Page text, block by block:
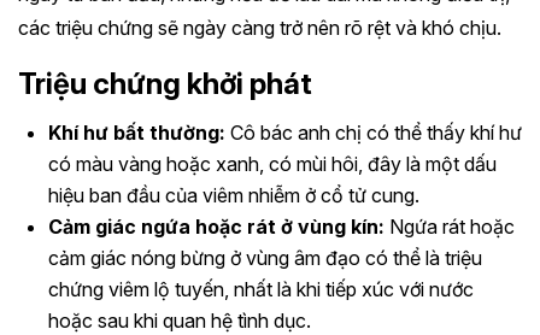
các triệu chứng sẽ ngày càng trở nên rõ rệt và khó chịu.
Triệu chứng khởi phát
Khí hư bất thường: Cô bác anh chị có thể thấy khí hư
có màu vàng hoặc xanh, có mùi hôi, đây là một dấu
hiệu ban đầu của viêm nhiễm ở cổ tử cung.
Cảm giác ngứa hoặc rát ở vùng kín: Ngứa rát hoặc
cảm giác nóng bừng ở vùng âm đạo có thể là triệu
chứng viêm lộ tuyến, nhất là khi tiếp xúc với nước
hoặc sau khi quan hệ tình dục.